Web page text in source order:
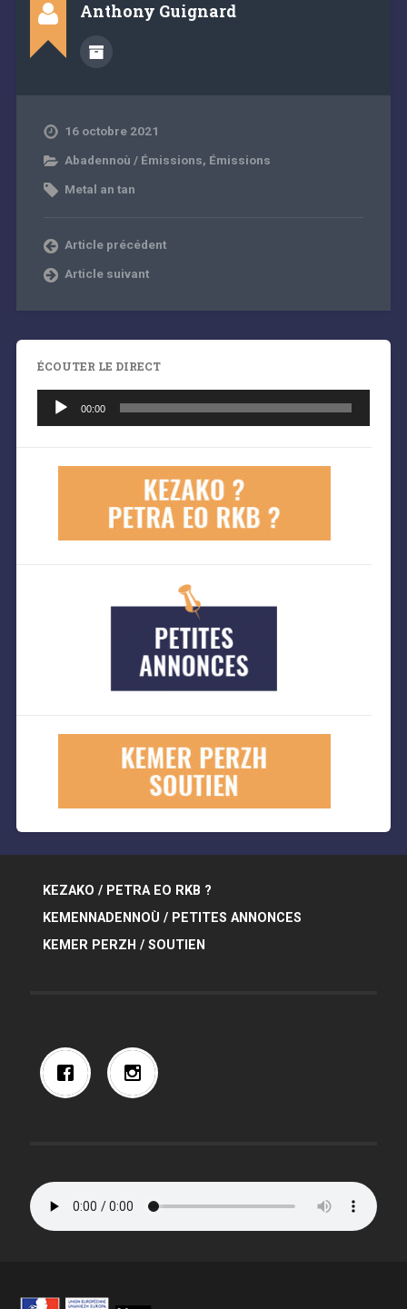
Anthony Guignard
16 octobre 2021
Abadennoù / Émissions, Émissions
Metal an tan
Article précédent
Article suivant
ÉCOUTER LE DIRECT
audio
00:00
KEZAKO / PETRA EO RKB ?
KEMENNADENNOÙ / PETITES ANNONCES
KEMER PERZH / SOUTIEN